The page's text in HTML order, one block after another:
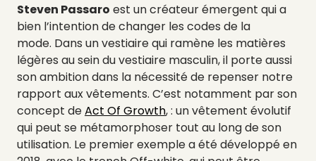
Steven Passaro est un créateur émergent qui a
bien l’intention de changer les codes de la
mode. Dans un vestiaire qui ramène les matières
légères au sein du vestiaire masculin, il porte aussi
son ambition dans la nécessité de repenser notre
rapport aux vêtements. C’est notamment par son
concept deAct Of Growth, : un vêtement évolutif
qui peut se métamorphoser tout au long de son
utilisation. Le premier exemple a été développé en